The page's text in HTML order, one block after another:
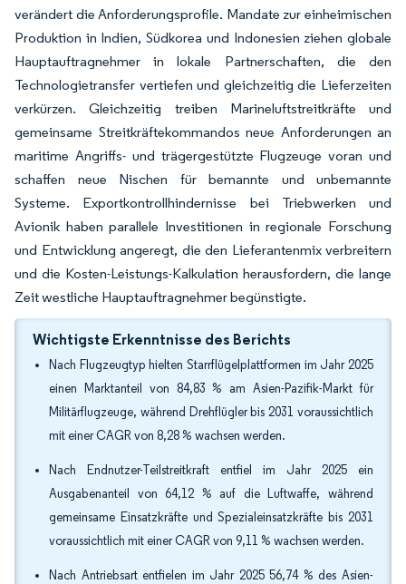
verändert die Anforderungsprofile. Mandate zur einheimischen
Produktion in Indien, Südkorea und Indonesien ziehen globale
Hauptauftragnehmer in lokale Partnerschaften, die den
Technologietransfer vertiefen und gleichzeitig die Lieferzeiten
verkürzen. Gleichzeitig treiben Marineluftstreitkräfte und
gemeinsame Streitkräftekommandos neue Anforderungen an
maritime Angriffs- und trägergestützte Flugzeuge voran und
schaffen neue Nischen für bemannte und unbemannte
Systeme. Exportkontrollhindernisse bei Triebwerken und
Avionik haben parallele Investitionen in regionale Forschung
und Entwicklung angeregt, die den Lieferantenmix verbreitern
und die Kosten-Leistungs-Kalkulation herausfordern, die lange
Zeit westliche Hauptauftragnehmer begünstigte.
Wichtigste Erkenntnisse des Berichts
Nach Flugzeugtyp hielten Starrflügelplattformen im Jahr 2025
einen Marktanteil von 84,83 % am Asien-Pazifik-Markt für
Militärflugzeuge, während Drehflügler bis 2031 voraussichtlich
mit einer CAGR von 8,28 % wachsen werden.
Nach Endnutzer-Teilstreitkraft entfiel im Jahr 2025 ein
Ausgabenanteil von 64,12 % auf die Luftwaffe, während
gemeinsame Einsatzkräfte und Spezialeinsatzkräfte bis 2031
voraussichtlich mit einer CAGR von 9,11 % wachsen werden.
Nach Antriebsart entfielen im Jahr 2025 56,74 % des Asien-